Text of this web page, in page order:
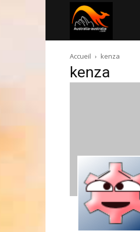
Accueil kenza
kenza